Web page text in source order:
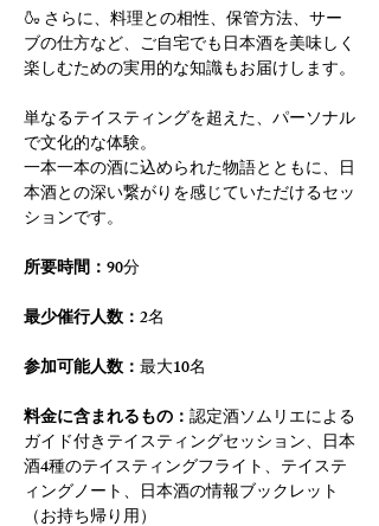
🍶 さらに、料理との相性、保管方法、サー
ブの仕方など、ご自宅でも日本酒を美味しく
楽しむための実用的な知識もお届けします。
単なるテイスティングを超えた、パーソナル
で文化的な体験。
一本一本の酒に込められた物語とともに、日
本酒との深い繋がりを感じていただけるセッ
ションです。
所要時間： 90分
最少催行人数： 2名
参加可能人数： 最大10名
料金に含まれるもの： 認定酒ソムリエによる
ガイド付きテイスティングセッション、日本
酒4種のテイスティングフライト、テイステ
ィングノート、日本酒の情報ブックレット
（お持ち帰り用）